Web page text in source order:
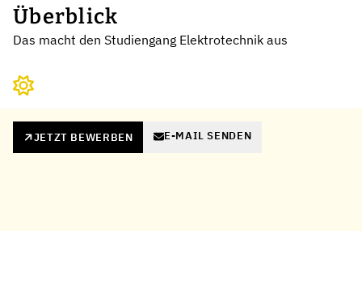
Überblick
Das macht den Studiengang Elektrotechnik aus
JETZT BEWERBEN E-MAIL SENDEN